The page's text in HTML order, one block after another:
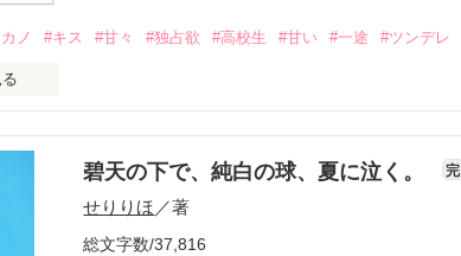
ノ #キス #甘々 #独占欲 #高校生 #甘い #一途 #ツンデレ
て言いたい。
碧天の下で、純白の球、夏に泣く。 完
せりりほ ／著
総文字数/37,816